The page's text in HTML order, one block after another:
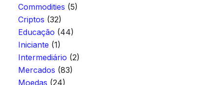
Commodities (5)
Criptos (32)
Educação (44)
Iniciante (1)
Intermediário (2)
Mercados (83)
Moedas (24)